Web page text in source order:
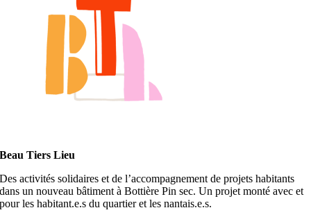
Beau Tiers Lieu
Des activités solidaires et de l’accompagnement de projets habitants
dans un nouveau bâtiment à Bottière Pin sec. Un projet monté avec et
pour les habitant.e.s du quartier et les nantais.e.s.